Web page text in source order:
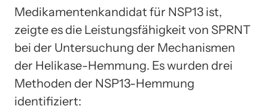
Medikamentenkandidat für NSP13 ist,
zeigte es die Leistungsfähigkeit von SPRNT
bei der Untersuchung der Mechanismen
der Helikase-Hemmung. Es wurden drei
Methoden der NSP13-Hemmung
identifiziert: